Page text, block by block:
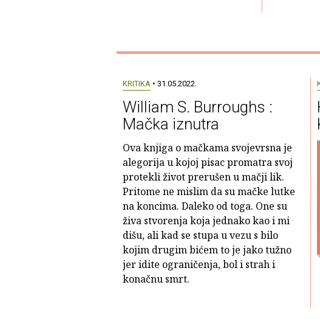
KRITIKA• 31.05.2022.
William S. Burroughs :
Mačka iznutra
Ova knjiga o mačkama svojevrsna je
alegorija u kojoj pisac promatra svoj
protekli život prerušen u mačji lik.
Pritome ne mislim da su mačke lutke
na koncima. Daleko od toga. One su
živa stvorenja koja jednako kao i mi
dišu, ali kad se stupa u vezu s bilo
kojim drugim bićem to je jako tužno
jer idite ograničenja, bol i strah i
konačnu smrt.